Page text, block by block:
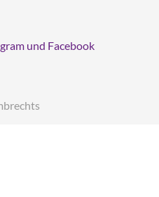
und Facebook